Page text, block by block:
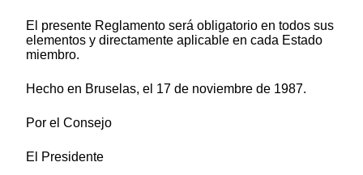
El presente Reglamento será obligatorio en todos sus
elementos y directamente aplicable en cada Estado
miembro.
Hecho en Bruselas, el 17 de noviembre de 1987.
Por el Consejo
El Presidente